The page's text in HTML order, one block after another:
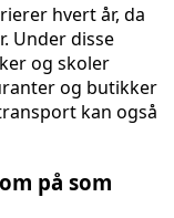
hvert år, da
Under disse
og skoler
og butikker
kan også
på som